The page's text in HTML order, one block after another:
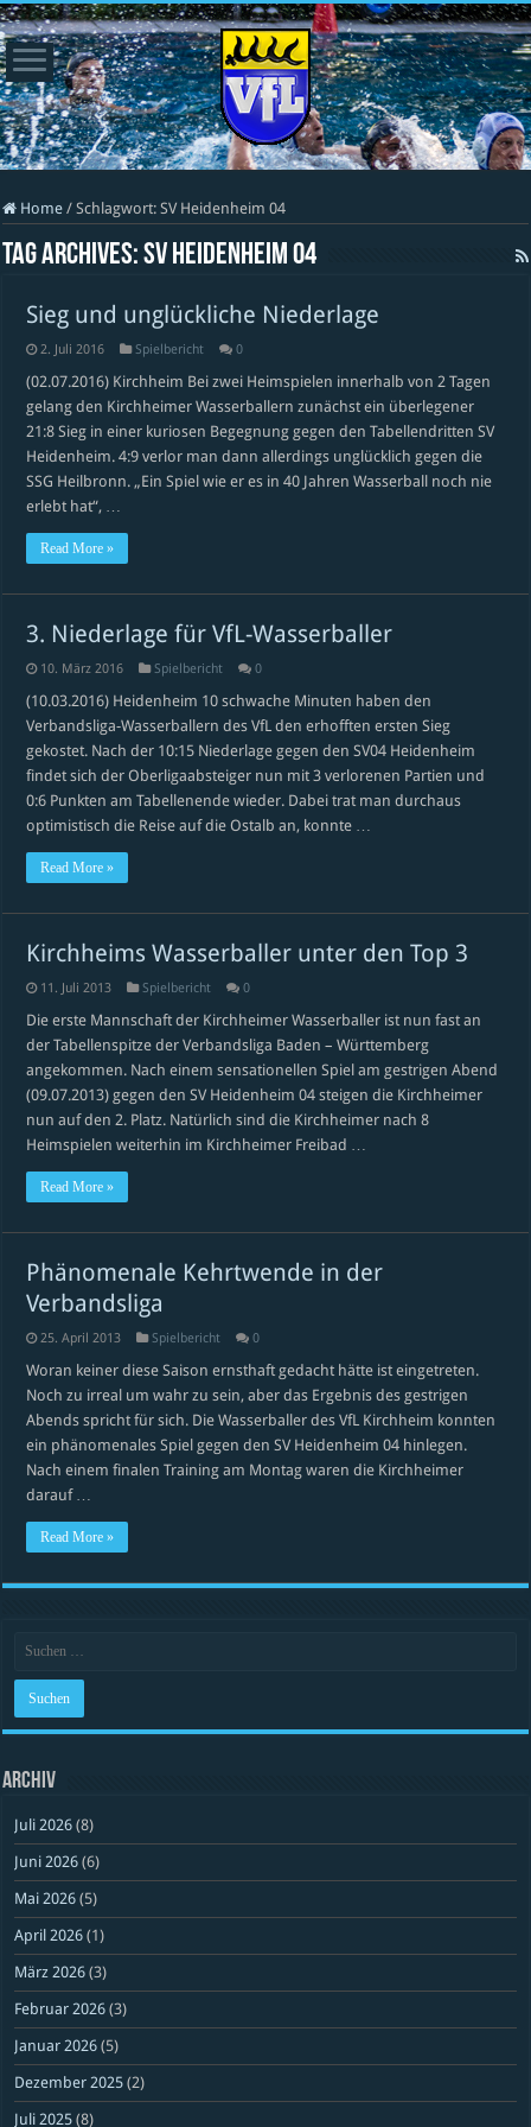
Home / Schlagwort:SV Heidenheim 04
Tag Archives:SV Heidenheim 04
Sieg und unglückliche Niederlage
2. Juli 2016 Spielbericht 0
(02.07.2016) Kirchheim Bei zwei Heimspielen innerhalb von 2 Tagen
gelang den Kirchheimer Wasserballern zunächst ein überlegener
21:8 Sieg in einer kuriosen Begegnung gegen den Tabellendritten SV
Heidenheim. 4:9 verlor man dann allerdings unglücklich gegen die
SSG Heilbronn. „Ein Spiel wie er es in 40 Jahren Wasserball noch nie
erlebt hat“, …
Read More »
3. Niederlage für VfL-Wasserballer
10. März 2016 Spielbericht 0
(10.03.2016) Heidenheim 10 schwache Minuten haben den
Verbandsliga-Wasserballern des VfL den erhofften ersten Sieg
gekostet. Nach der 10:15 Niederlage gegen den SV04 Heidenheim
findet sich der Oberligaabsteiger nun mit 3 verlorenen Partien und
0:6 Punkten am Tabellenende wieder. Dabei trat man durchaus
optimistisch die Reise auf die Ostalb an, konnte …
Read More »
Kirchheims Wasserballer unter den Top 3
11. Juli 2013 Spielbericht 0
Die erste Mannschaft der Kirchheimer Wasserballer ist nun fast an
der Tabellenspitze der Verbandsliga Baden – Württemberg
angekommen. Nach einem sensationellen Spiel am gestrigen Abend
(09.07.2013) gegen den SV Heidenheim 04 steigen die Kirchheimer
nun auf den 2. Platz. Natürlich sind die Kirchheimer nach 8
Heimspielen weiterhin im Kirchheimer Freibad …
Read More »
Phänomenale Kehrtwende in der
Verbandsliga
25. April 2013 Spielbericht 0
Woran keiner diese Saison ernsthaft gedacht hätte ist eingetreten.
Noch zu irreal um wahr zu sein, aber das Ergebnis des gestrigen
Abends spricht für sich. Die Wasserballer des VfL Kirchheim konnten
ein phänomenales Spiel gegen den SV Heidenheim 04 hinlegen.
Nach einem finalen Training am Montag waren die Kirchheimer
darauf …
Read More »
Archiv
Juli 2026 (8)
Juni 2026 (6)
Mai 2026 (5)
April 2026 (1)
März 2026 (3)
Februar 2026 (3)
Januar 2026 (5)
Dezember 2025 (2)
Juli 2025 (8)